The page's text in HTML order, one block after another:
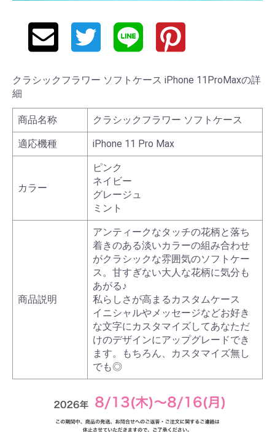
クラシックフラワー ソフトケース iPhone 11ProMaxの詳
細
商品名称 クラシックフラワー ソフトケース
適応機種 iPhone 11 Pro Max
カラー
ピンク
ネイビー
グレージュ
ミント
商品説明
アンティークなタッチの花柄と落ち
着きのある淡いカラーの組み合わせ
がクラシックな雰囲気のソフトケー
ス。甘すぎない大人な花柄に気分も
あがる♪
私らしさが高まるカスタムケース
イニシャルやメッセージなどお好き
な文字にカスタマイズしてあなただ
けのデザインにアップグレードでき
ます。もちろん、カスタマイズ無し
でも◎